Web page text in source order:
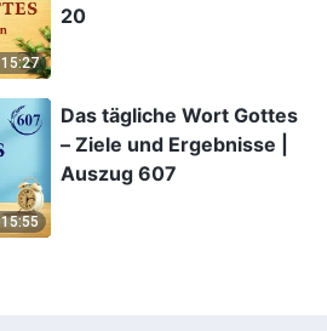
15:27
20
15:55
Das tägliche Wort Gottes
– Ziele und Ergebnisse |
Auszug 607